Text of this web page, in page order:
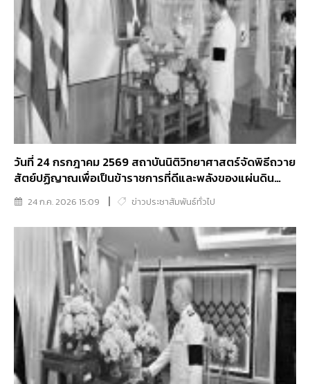
วันที่ 24 กรกฎาคม 2569 สถาบันนิติวิทยาศาสตร์จัดพิธีถวาย
สัตย์ปฏิญาณเพื่อเป็นข้าราชการที่ดีและพลังของแผ่นดิน
พร้อมทั้งร่วมลงนามถวายพระพรชัยมงคล พระบาทสมเด็จ
พระเจ้าอยู่หัว เนื่องในโอกาสวันเฉลิมพระชนมพรรษา 28
กรกฎาคม 2569
24 ก.ค. 2026 15:09 ข่าวประชาสัมพันธ์ทั่วไป